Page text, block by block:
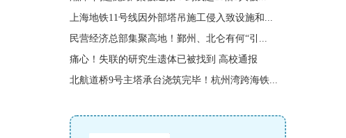
上海地铁11号线因外部塔吊施工侵入致设施和...
民营经济总部集聚高地！鄞州、北仑有何“引...
痛心！失联的研究生遗体已被找到 高校通报
北航道桥9号主塔承台浇筑完毕！杭州湾跨海铁...